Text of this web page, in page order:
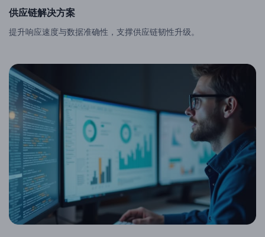
供应链解决方案
提升响应速度与数据准确性，支撑供应链韧性升级。